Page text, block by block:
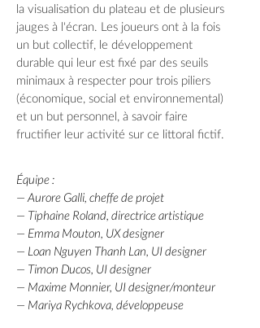
la visualisation du plateau et de plusieurs
jauges à l'écran. Les joueurs ont à la fois
un but collectif, le développement
durable qui leur est fixé par des seuils
minimaux à respecter pour trois piliers
(économique, social et environnemental)
et un but personnel, à savoir faire
fructifier leur activité sur ce littoral fictif.
Équipe :
— Aurore Galli, cheffe de projet
— Tiphaine Roland, directrice artistique
— Emma Mouton, UX designer
— Loan Nguyen Thanh Lan, UI designer
— Timon Ducos, UI designer
— Maxime Monnier, UI designer/monteur
— Mariya Rychkova, développeuse